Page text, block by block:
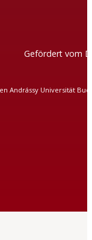
Gefördert vom
Andrássy Universität